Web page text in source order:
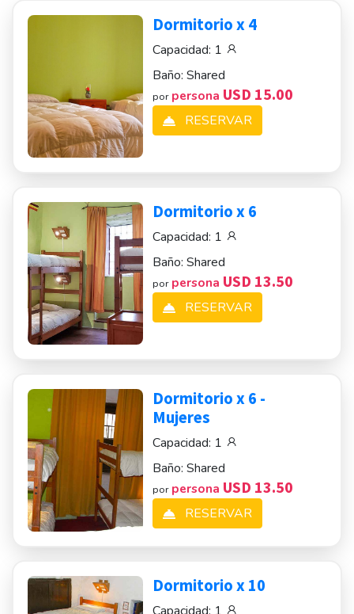
Dormitorio x 4
Capacidad: 1
Baño:Shared
por persona USD 15.00
RESERVAR
Dormitorio x 6
Capacidad: 1
Baño:Shared
por persona USD 13.50
RESERVAR
Dormitorio x 6 -
Mujeres
Capacidad: 1
Baño:Shared
por persona USD 13.50
RESERVAR
Dormitorio x 10